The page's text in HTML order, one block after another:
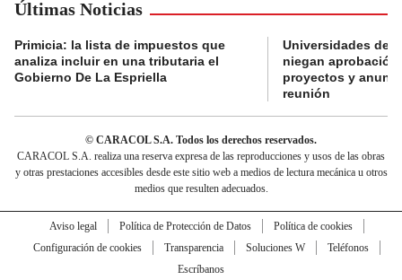
Últimas Noticias
Primicia: la lista de impuestos que
analiza incluir en una tributaria el
Gobierno De La Espriella
Universidades del
niegan aprobación
proyectos y
reunión
© CARACOL S.A. Todos los derechos reservados.
CARACOL S.A. realiza una reserva expresa de las reproducciones y usos de las obras
y otras prestaciones accesibles desde este sitio web a medios de lectura mecánica u otros
medios que resulten adecuados.
Aviso legal Política de Protección de Datos
Política de cookies
Configuración de cookies
Transparencia Soluciones W
Teléfonos
Escríbanos